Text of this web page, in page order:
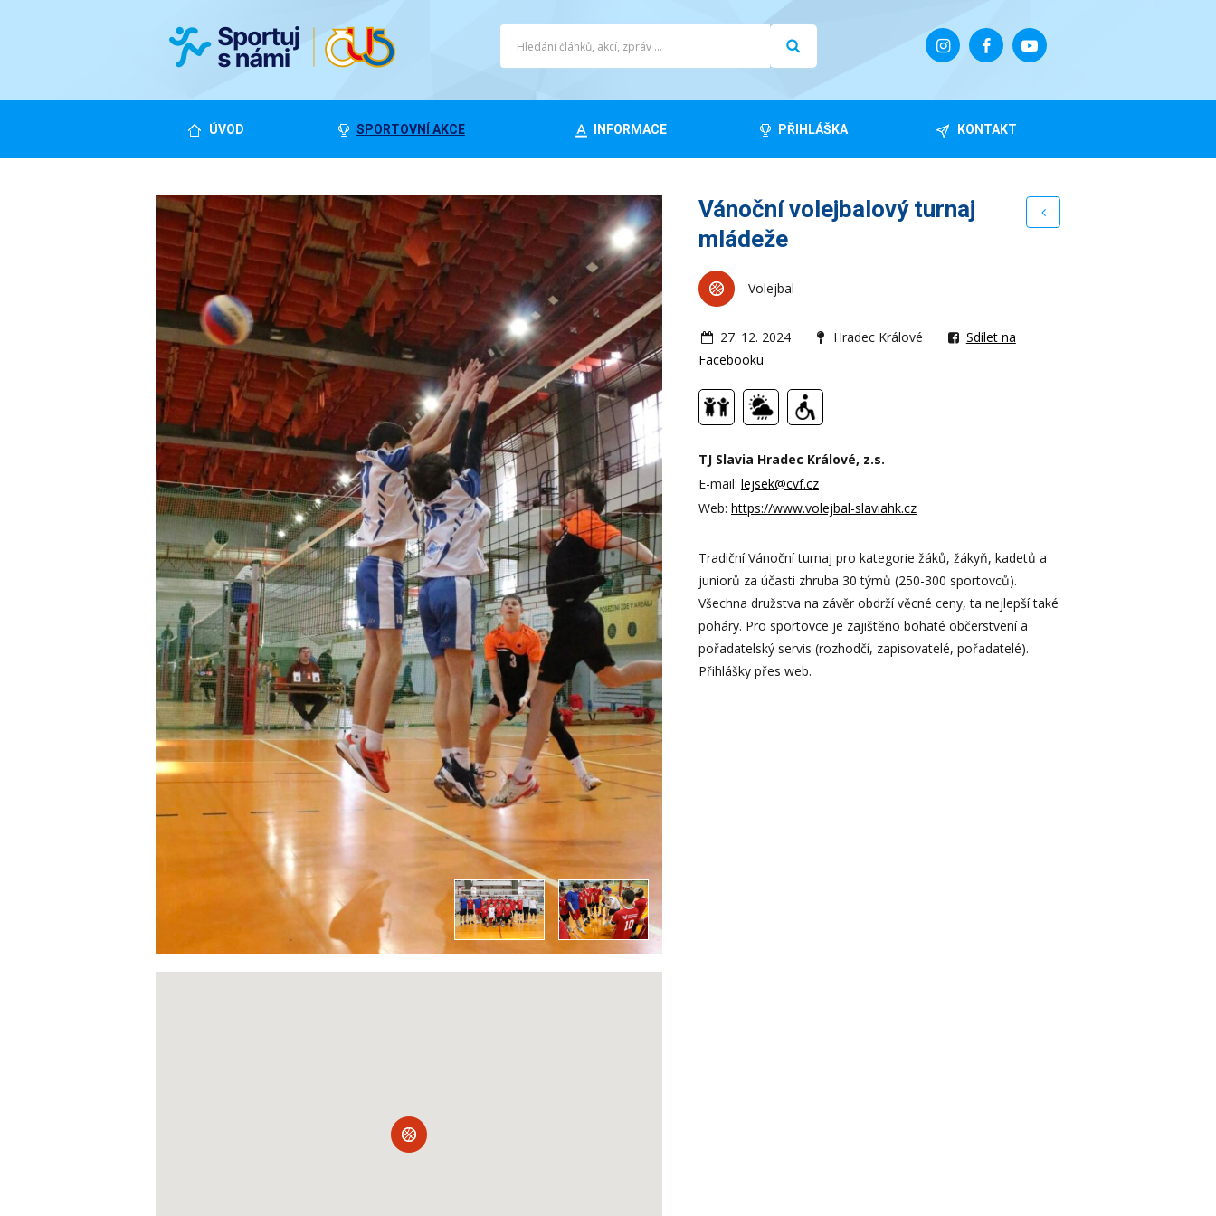
ÚVOD SPORTOVNÍ AKCE INFORMACE PŘIHLÁŠKA KONTAKT
Vánoční volejbalový turnaj
mládeže
Volejbal
27. 12. 2024 Hradec Králové
Sdílet na
Facebooku
TJ Slavia Hradec Králové, z.s.
E-mail: lejsek@cvf.cz
Web: https://www.volejbal-slaviahk.cz
Tradiční Vánoční turnaj pro kategorie žáků, žákyň, kadetů a
juniorů za účasti zhruba 30 týmů (250-300 sportovců).
Všechna družstva na závěr obdrží věcné ceny, ta nejlepší také
poháry. Pro sportovce je zajištěno bohaté občerstvení a
pořadatelský servis (rozhodčí, zapisovatelé, pořadatelé).
Přihlášky přes web.